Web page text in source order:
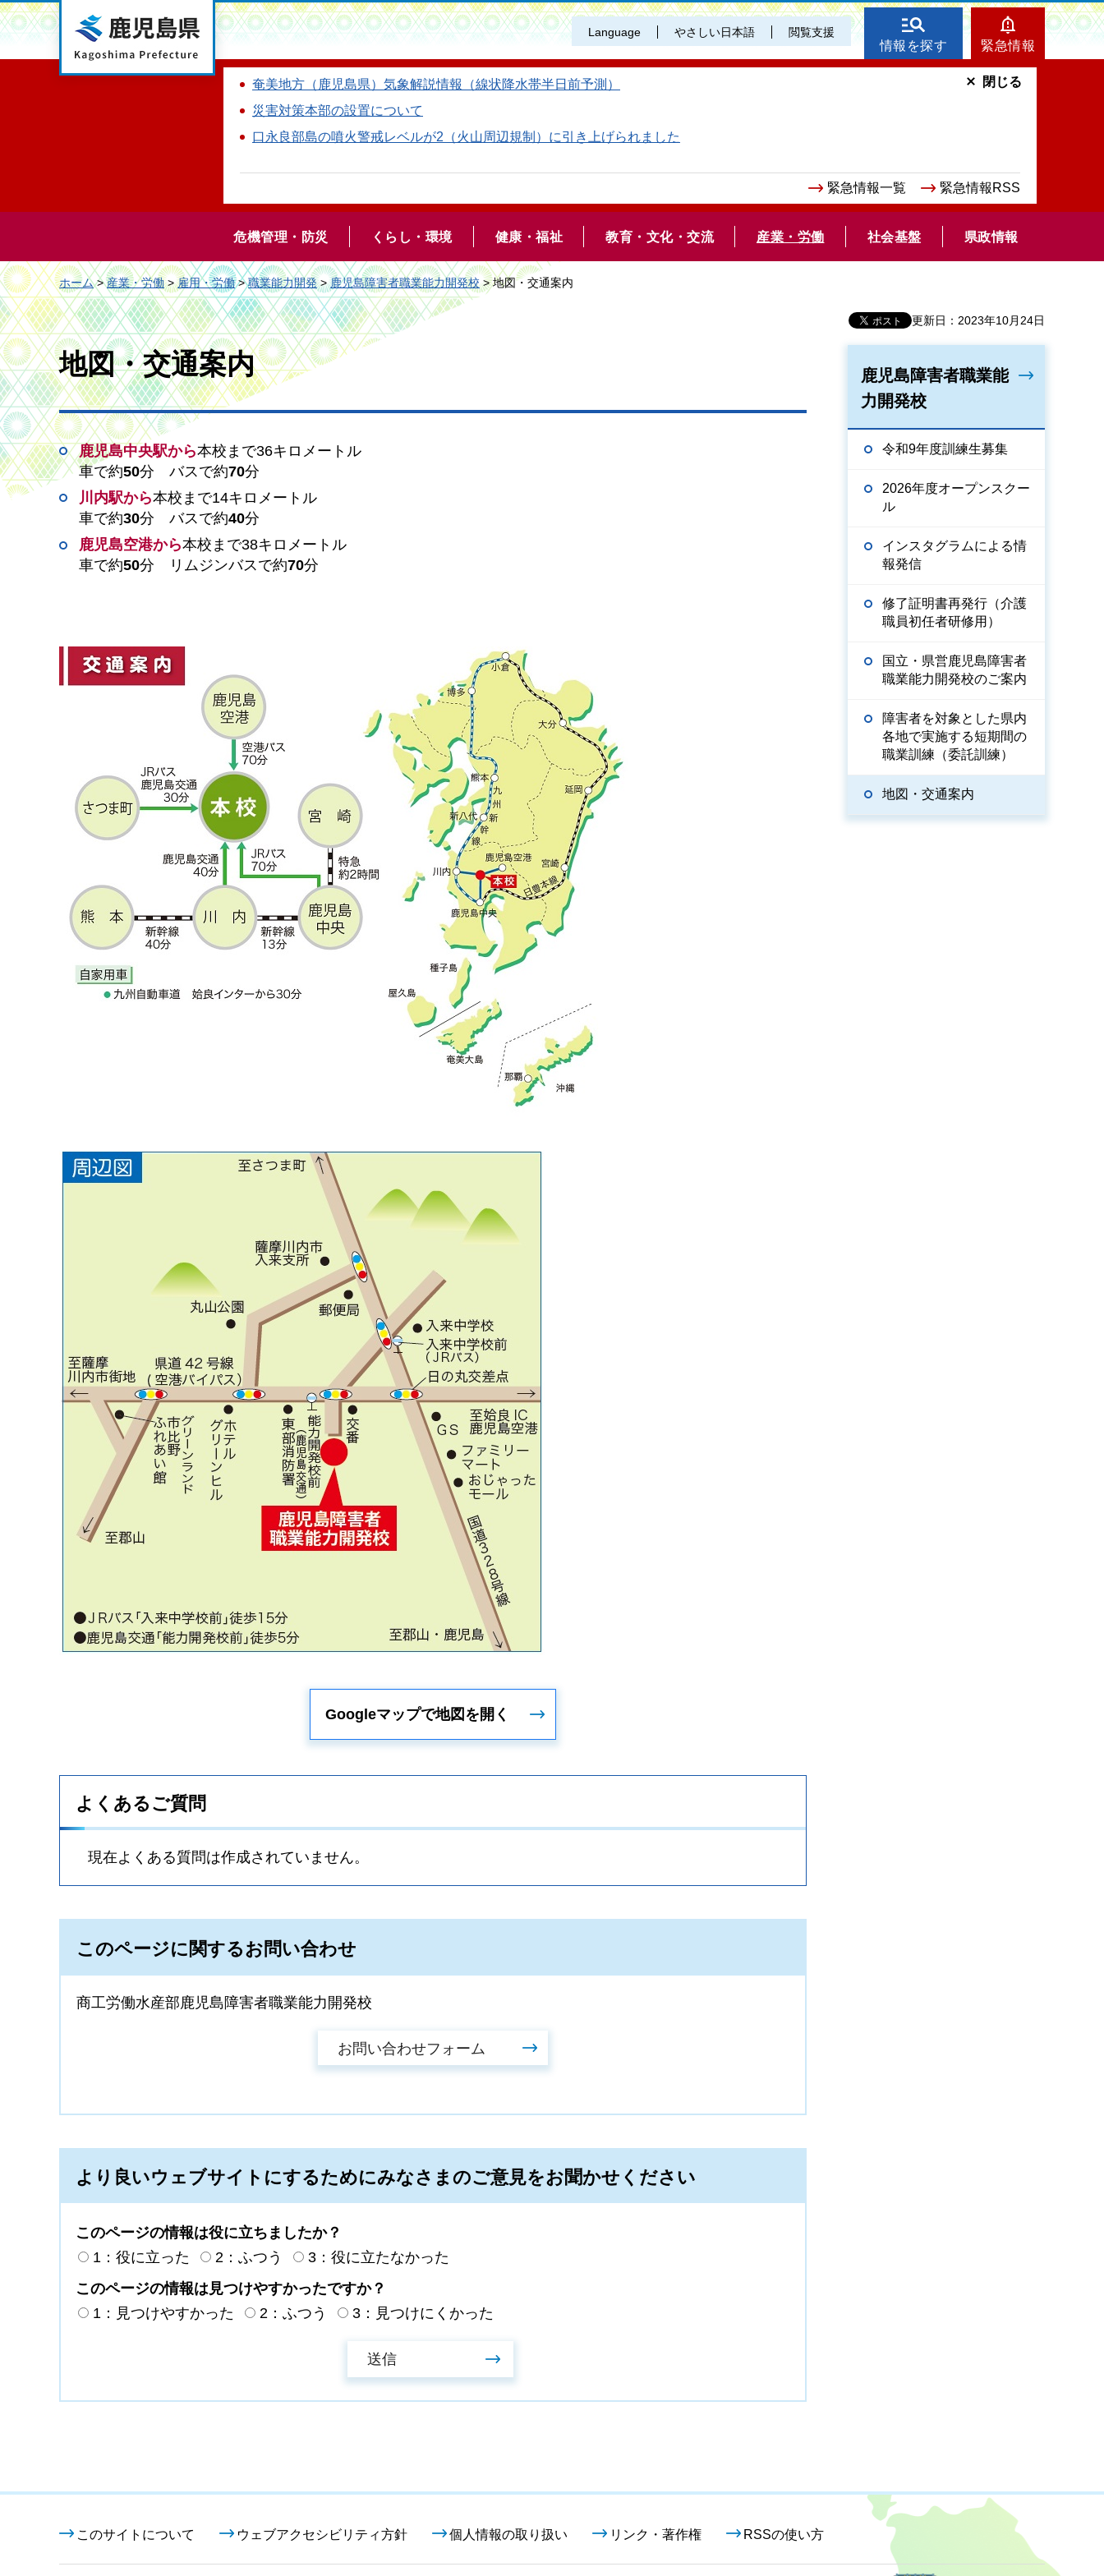
鹿児島県 Language やさしい日本語 閲覧支援
情報を探す 緊急情報
奄美地方（鹿児島県）気象解説情報（線状降水帯半日前予測）
災害対策本部の設置について
口永良部島の噴火警戒レベルが2（火山周辺規制）に引き上げられました
緊急情報一覧 緊急情報RSS
閉じる
危機管理・防災 くらし・環境 健康・福祉 教育・文化・交流 産業・労働 社会基盤 県政情報
ホーム>産業・労働>雇用・労働>職業能力開発>鹿児島障害者職業能力開発校> 地図・交通案内
更新日：2023年10月24日
地図・交通案内
鹿児島中央駅から本校まで36キロメートル
車で約50分 バスで約70分
川内駅から本校まで14キロメートル
車で約30分 バスで約40分
鹿児島空港から本校まで38キロメートル
車で約50分 リムジンバスで約70分
Googleマップで地図を開く
よくあるご質問
現在よくある質問は作成されていません。
このページに関するお問い合わせ
商工労働水産部鹿児島障害者職業能力開発校
より良いウェブサイトにするためにみなさまのご意見をお聞かせください
このページの情報は役に立ちましたか？
1：役に立った
2：ふつう
3：役に立たなかった
このページの情報は見つけやすかったですか？
1：見つけやすかった
2：ふつう 3：見つけにくかった
鹿児島障害者職業能
力開発校
令和9年度訓練生募集
2026年度オープンスクー
ル
インスタグラムによる情
報発信
修了証明書再発行（介護
職員初任者研修用）
国立・県営鹿児島障害者
職業能力開発校のご案内
障害者を対象とした県内
各地で実施する短期間の
職業訓練（委託訓練）
地図・交通案内
このサイトについて ウェブアクセシビリティ方針 個人情報の取り扱い リンク・著作権 RSSの使い方